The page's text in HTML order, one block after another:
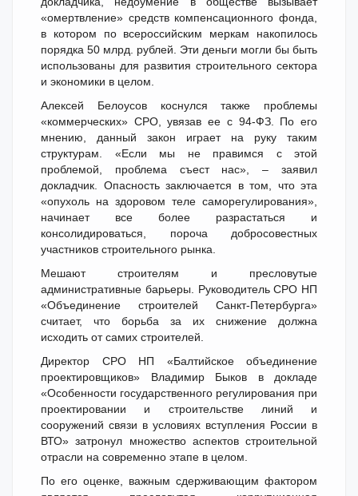
«омертвление» средств компенсационного фонда,
в котором по всероссийским меркам накопилось
порядка 50 млрд. рублей. Эти деньги могли бы быть
использованы для развития строительного сектора
и экономики в целом.
Алексей Белоусов коснулся также проблемы
«коммерческих» СРО, увязав ее с 94-ФЗ. По его
мнению, данный закон играет на руку таким
структурам. «Если мы не правимся с этой
проблемой, проблема съест нас», – заявил
докладчик. Опасность заключается в том, что эта
«опухоль на здоровом теле саморегулирования»,
начинает все более разрастаться и
консолидироваться, пороча добросовестных
участников строительного рынка.
Мешают строителям и пресловутые
административные барьеры. Руководитель СРО НП
«Объединение строителей Санкт-Петербурга»
считает, что борьба за их снижение должна
исходить от самих строителей.
Директор СРО НП «Балтийское объединение
проектировщиков» Владимир Быков в докладе
«Особенности государственного регулирования при
проектировании и строительстве линий и
сооружений связи в условиях вступления России в
ВТО» затронул множество аспектов строительной
отрасли на современно этапе в целом.
По его оценке, важным сдерживающим фактором